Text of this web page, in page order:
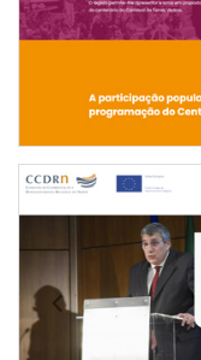
NOVO PORTAL
INTERNET